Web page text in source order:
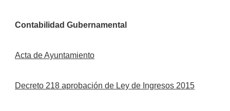
Contabilidad Gubernamental
Acta de Ayuntamiento
Decreto 218 aprobación de Ley de Ingresos 2015